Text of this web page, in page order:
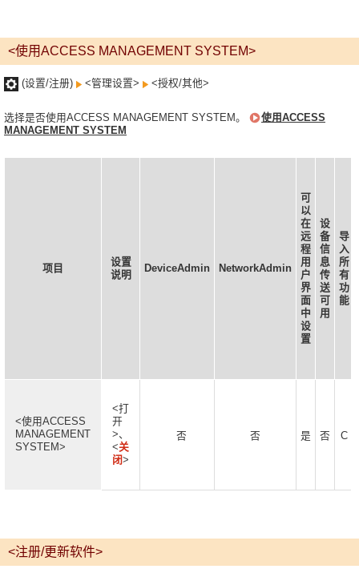
<使用ACCESS MANAGEMENT SYSTEM>
(设置/注册) <管理设置> <授权/其他>
选择是否使用ACCESS MANAGEMENT SYSTEM。
使用ACCESS
MANAGEMENT SYSTEM
项目
设置
说明
DeviceAdmin NetworkAdmin
可
以
在
远
程
用
户
界
面
中
设
置
设
备
信
息
传
送
可
用
导
入
所
有
功
能
<使用ACCESS
MANAGEMENT
SYSTEM>
<打
开
>、
<关
闭>
否 否 是 否 C
<注册/更新软件>